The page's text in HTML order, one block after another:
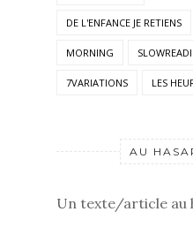
DE L'ENFANCE JE RETIENS
MORNING
7VARIATIONS LES
AU
Un texte/article au